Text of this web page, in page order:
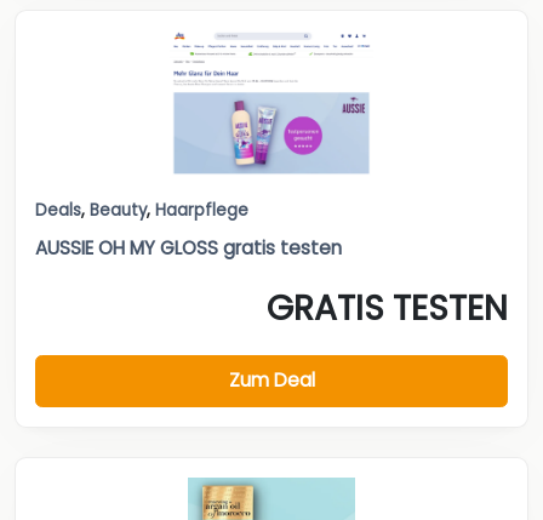
Deals, Beauty, Haarpflege
AUSSIE OH MY GLOSS gratis testen
GRATIS TESTEN
Zum Deal